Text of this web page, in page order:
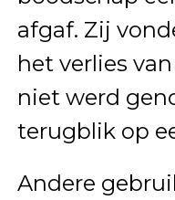
afgaf. Zij
het verlies
niet werd
terugblik op
Andere